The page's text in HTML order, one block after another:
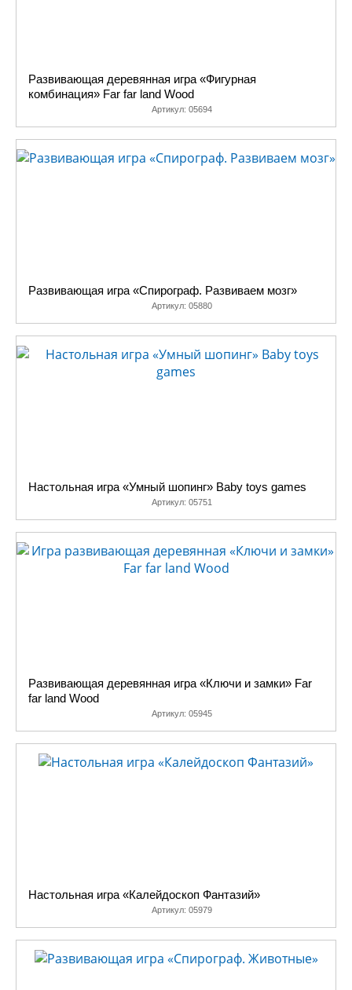
Развивающая деревянная игра «Фигурная
комбинация» Far far land Wood
Артикул: 05694
Развивающая игра «Спирограф. Развиваем мозг»
Артикул: 05880
Настольная игра «Умный шопинг» Baby toys games
Артикул: 05751
Развивающая деревянная игра «Ключи и замки» Far
far land Wood
Артикул: 05945
Настольная игра «Калейдоскоп Фантазий»
Артикул: 05979